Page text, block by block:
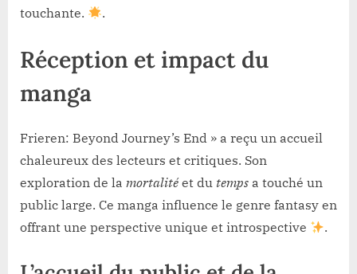
touchante.
.
Réception et impact du
manga
Frieren: Beyond Journey’s End » a reçu un accueil
chaleureux des lecteurs et critiques. Son
exploration de la mortalité et du temps a touché un
public large. Ce manga influence le genre fantasy en
offrant une perspective unique et introspective
.